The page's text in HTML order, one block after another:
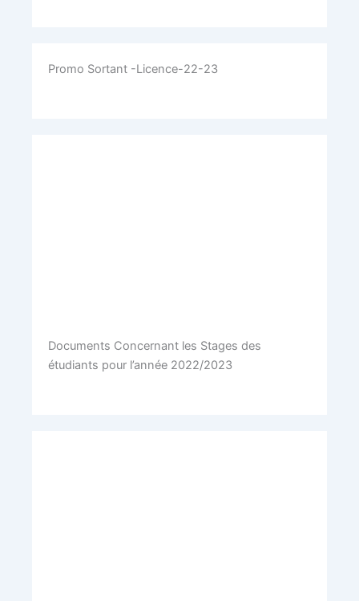
Promo Sortant -Licence-22-23
Documents Concernant les Stages des
étudiants pour l’année 2022/2023